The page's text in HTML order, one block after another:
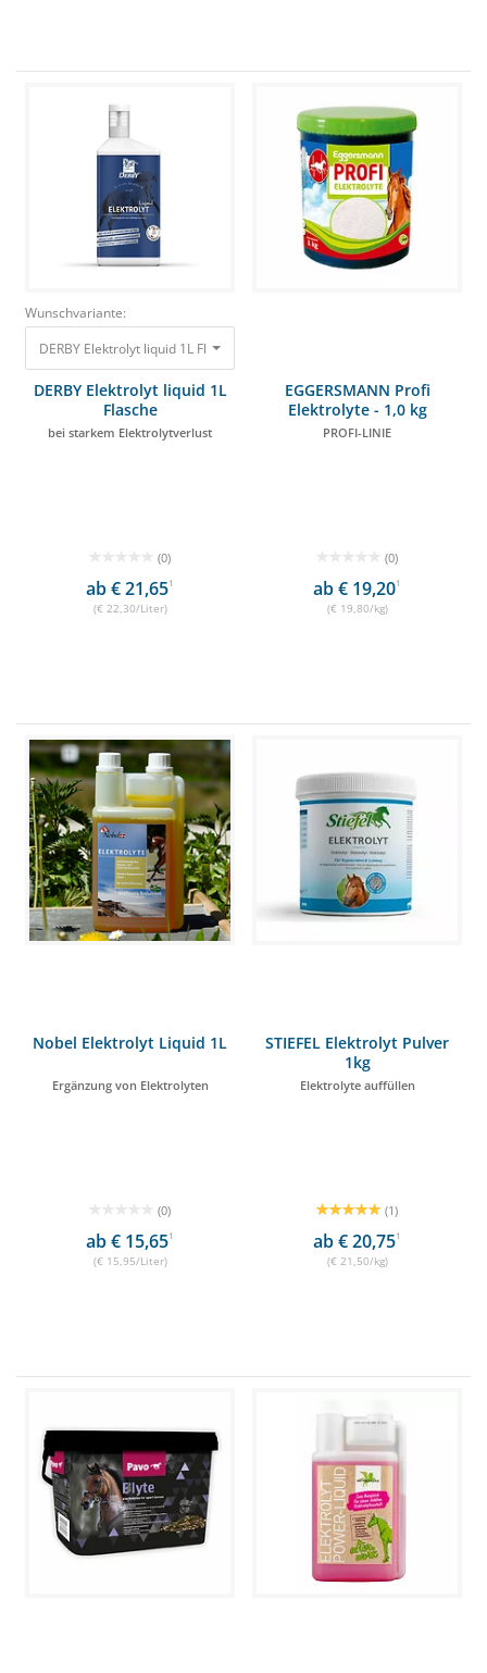
Wunschvariante:
DERBY Elektrolyt liquid 1L Flasche bei starkem Elektrolytverlust 22,30 €
DERBY Elektrolyt liquid 1L
Flasche
bei starkem Elektrolytverlust
(0)
ab € 21,651
(€ 22,30/Liter)
EGGERSMANN Profi
Elektrolyte - 1,0 kg
PROFI-LINIE
(0)
ab € 19,201
(€ 19,80/kg)
Nobel Elektrolyt Liquid 1L
Ergänzung von Elektrolyten
(0)
ab € 15,651
(€ 15,95/Liter)
STIEFEL Elektrolyt Pulver
1kg
Elektrolyte auffüllen
(1)
ab € 20,751
(€ 21,50/kg)